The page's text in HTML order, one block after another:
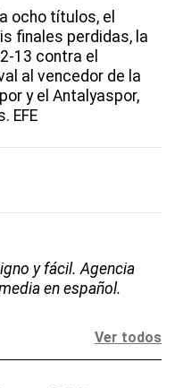
ocho títulos, el
finales perdidas, la
13 contra el
al vencedor de la
y el Antalyaspor,
EFE
y fácil. Agencia
en español.
Ver todos